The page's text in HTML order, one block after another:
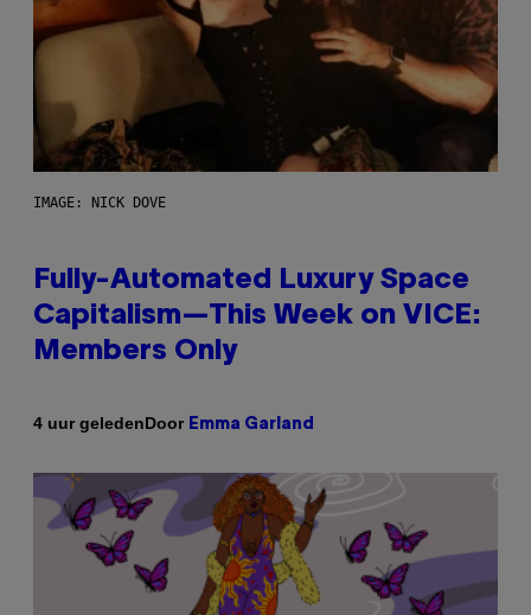
IMAGE: NICK DOVE
Fully-Automated Luxury Space
Capitalism—This Week on VICE:
Members Only
4 uur geledenDoor Emma Garland